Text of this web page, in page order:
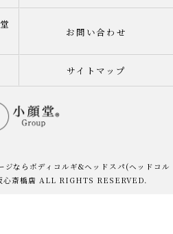
お問い合わせ
サイトマップ
ならボディコルギ&ヘッドスパ(ヘッドコル
心斎橋店 ALL RIGHTS RESERVED.